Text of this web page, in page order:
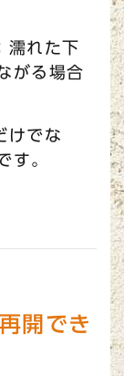
濡れた下
がる場合
けでな
す。
開でき